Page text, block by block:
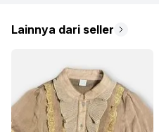
Lainnya dari seller